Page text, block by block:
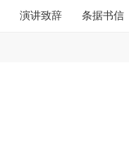
演讲致辞 条据书信